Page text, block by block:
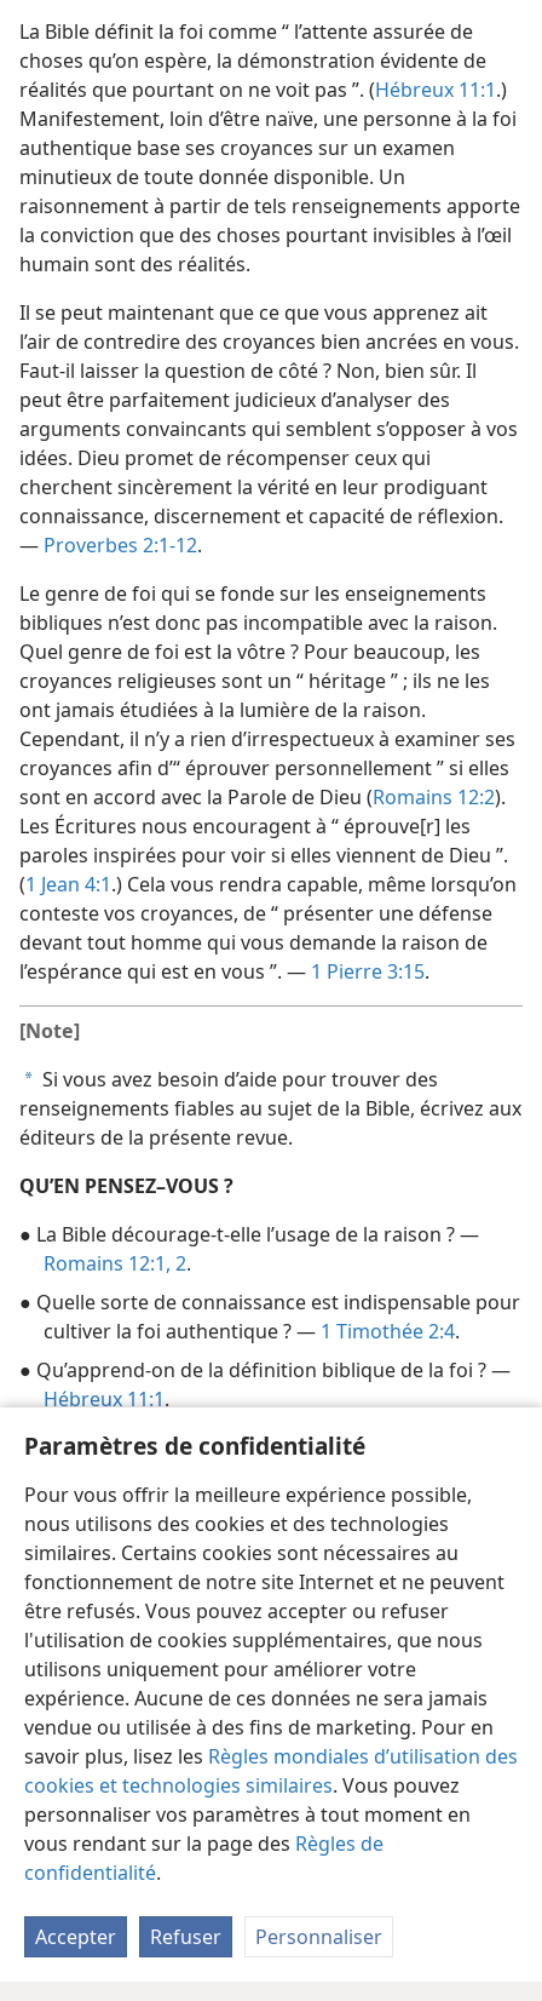
Paramètres de confidentialité
Pour vous offrir la meilleure expérience possible,
nous utilisons des cookies et des technologies
similaires. Certains cookies sont nécessaires au
fonctionnement de notre site Internet et ne peuvent
être refusés. Vous pouvez accepter ou refuser
l'utilisation de cookies supplémentaires, que nous
utilisons uniquement pour améliorer votre
expérience. Aucune de ces données ne sera jamais
vendue ou utilisée à des fins de marketing. Pour en
savoir plus, lisez les Règles mondiales d’utilisation des
cookies et technologies similaires. Vous pouvez
personnaliser vos paramètres à tout moment en
vous rendant sur la page des Règles de
confidentialité.
Accepter Refuser Personnaliser
La Bible définit la foi comme “ l’attente assurée de
choses qu’on espère, la démonstration évidente de
réalités que pourtant on ne voit pas ”. (Hébreux 11:1.)
Manifestement, loin d’être naïve, une personne à la foi
authentique base ses croyances sur un examen
minutieux de toute donnée disponible. Un
raisonnement à partir de tels renseignements apporte
la conviction que des choses pourtant invisibles à l’œil
humain sont des réalités.
Il se peut maintenant que ce que vous apprenez ait
l’air de contredire des croyances bien ancrées en vous.
Faut-​il laisser la question de côté ? Non, bien sûr. Il
peut être parfaitement judicieux d’analyser des
arguments convaincants qui semblent s’opposer à vos
idées. Dieu promet de récompenser ceux qui
cherchent sincèrement la vérité en leur prodiguant
connaissance, discernement et capacité de réflexion.
— Proverbes 2:1-12.
Le genre de foi qui se fonde sur les enseignements
bibliques n’est donc pas incompatible avec la raison.
Quel genre de foi est la vôtre ? Pour beaucoup, les
croyances religieuses sont un “ héritage ” ; ils ne les
ont jamais étudiées à la lumière de la raison.
Cependant, il n’y a rien d’irrespectueux à examiner ses
croyances afin d’“ éprouver personnellement ” si elles
sont en accord avec la Parole de Dieu (Romains 12:2).
Les Écritures nous encouragent à “ éprouve[r] les
paroles inspirées pour voir si elles viennent de Dieu ”.
(1 Jean 4:1.) Cela vous rendra capable, même lorsqu’on
conteste vos croyances, de “ présenter une défense
devant tout homme qui vous demande la raison de
l’espérance qui est en vous ”. — 1 Pierre 3:15.
[Note]
a Si vous avez besoin d’aide pour trouver des
renseignements fiables au sujet de la Bible, écrivez aux
éditeurs de la présente revue.
QU’EN PENSEZ–VOUS ?
● La Bible décourage-​t-​elle l’usage de la raison ? —
Romains 12:1, 2.
● Quelle sorte de connaissance est indispensable pour
cultiver la foi authentique ? — 1 Timothée 2:4.
● Qu’apprend-​on de la définition biblique de la foi ? —
Hébreux 11:1.
[Entrefilet, page 29]
Dieu récompense la recherche sincère de la vérité.
Copyright© 2026 Watch Tower Bible and Tract Society of Pennsylvania